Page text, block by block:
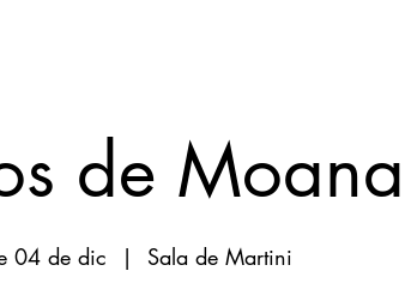
de
04 de dic
  |
Sala de Martini